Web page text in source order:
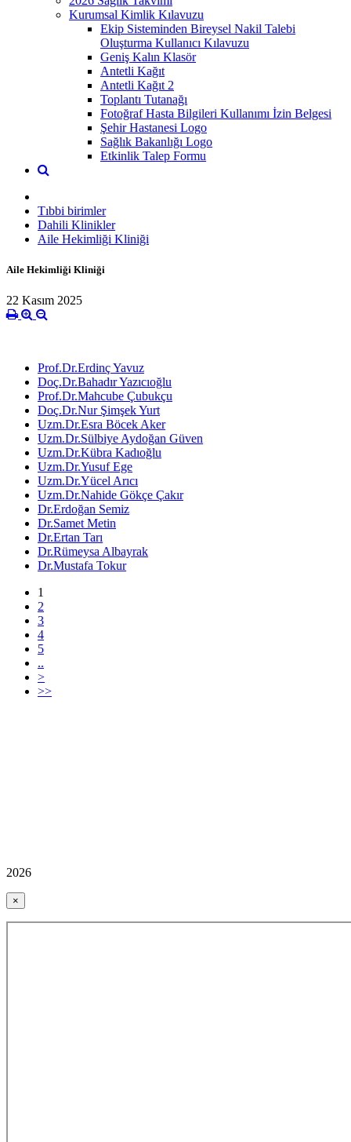
Kurumsal Kimlik Kılavuzu
Ekip Sisteminden Bireysel Nakil Talebi
Oluşturma Kullanıcı Kılavuzu
Geniş Kalın Klasör
Antetli Kağıt
Antetli Kağıt 2
Toplantı Tutanağı
Fotoğraf Hasta Bilgileri Kullanımı İzin Belgesi
Şehir Hastanesi Logo
Sağlık Bakanlığı Logo
Etkinlik Talep Formu
Tıbbi birimler
Dahili Klinikler
Aile Hekimliği Kliniği
Aile Hekimliği Kliniği
22 Kasım 2025
Prof.Dr.Erdinç Yavuz
Doç.Dr.Bahadır Yazıcıoğlu
Prof.Dr.Mahcube Çubukçu
Doç.Dr.Nur Şimşek Yurt
Uzm.Dr.Esra Böcek Aker
Uzm.Dr.Sülbiye Aydoğan Güven
Uzm.Dr.Kübra Kadıoğlu
Uzm.Dr.Yusuf Ege
Uzm.Dr.Yücel Arıcı
Uzm.Dr.Nahide Gökçe Çakır
Dr.Erdoğan Semiz
Dr.Samet Metin
Dr.Ertan Tarı
Dr.Rümeysa Albayrak
Dr.Mustafa Tokur
1
2
3
4
5
..
>
>>
2026
×